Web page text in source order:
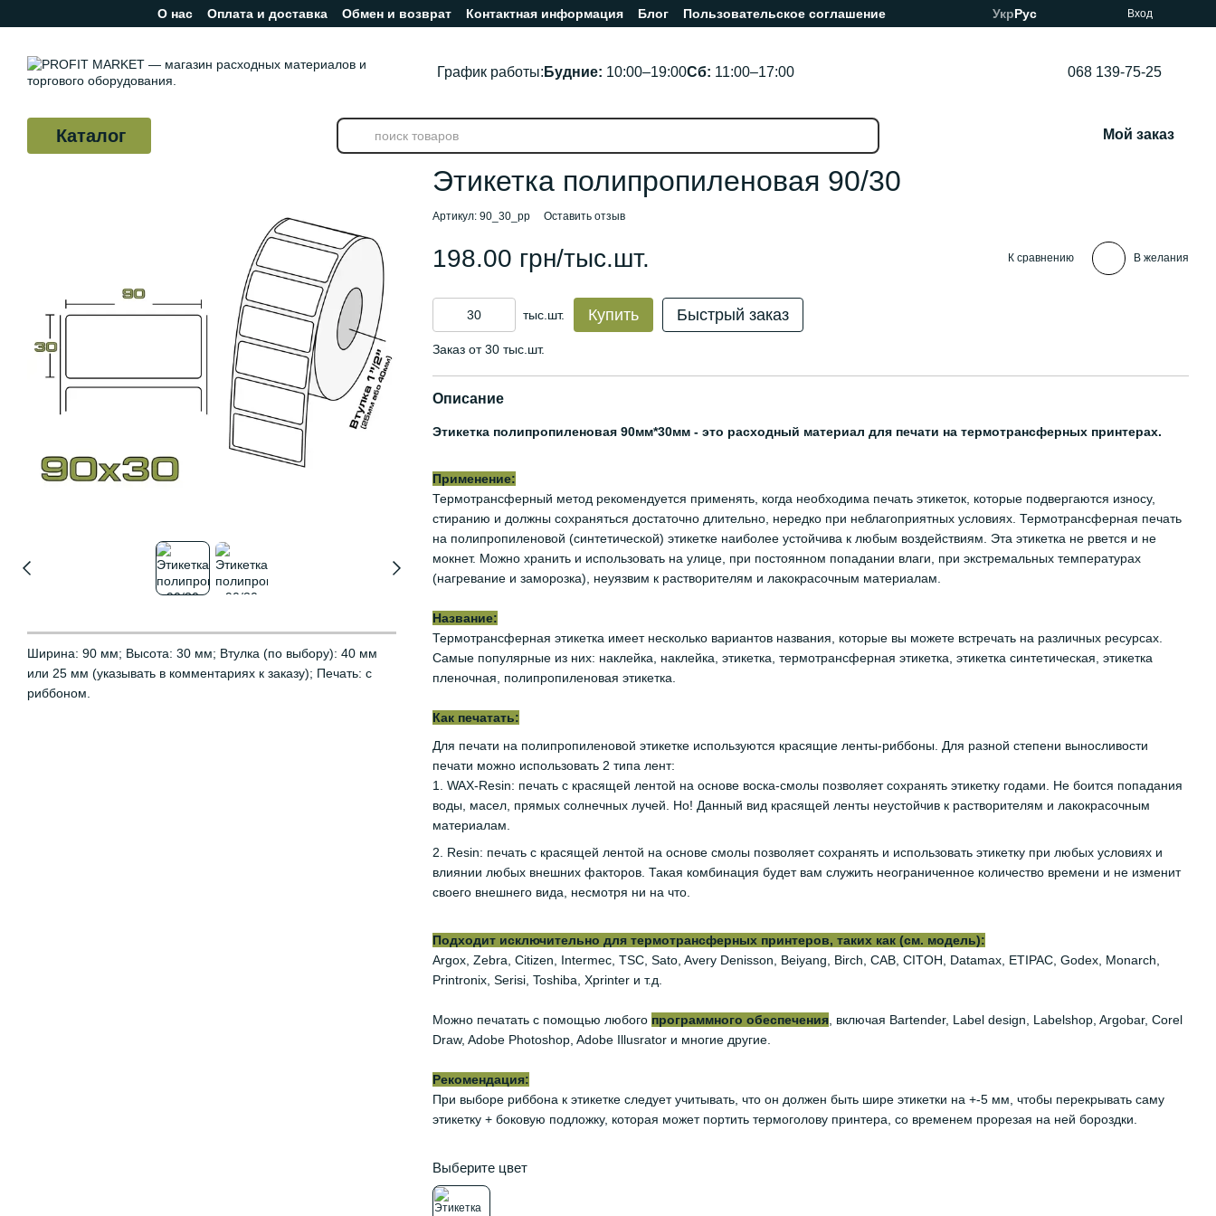
Перейти к основному контенту
О нас Оплата и доставка Обмен и возврат Контактная информация Блог
Пользовательское соглашение
Отзывы о магазине
УкрРус Вход
График работы: Будние: 10:00–19:00Сб: 11:00–17:00 068 139-75-25
Каталог Мой заказ
Ширина: 90 мм; Высота: 30 мм; Втулка (по выбору): 40 мм
или 25 мм (указывать в комментариях к заказу); Печать: с
риббоном.
Этикетка полипропиленовая 90/30
Артикул: 90_30_pp Оставить отзыв
198.00 грн/тыс.шт. К сравнению В желания
тыс.шт. Купить Быстрый заказ
Заказ от 30 тыс.шт.
Описание
Этикетка полипропиленовая 90мм*30мм - это расходный материал для печати на термотрансферных принтерах.
Применение:
Термотрансферный метод рекомендуется применять, когда необходима печать этикеток, которые подвергаются износу,
стиранию и должны сохраняться достаточно длительно, нередко при неблагоприятных условиях. Термотрансферная печать
на полипропиленовой (синтетической) этикетке наиболее устойчива к любым воздействиям. Эта этикетка не рвется и не
мокнет. Можно хранить и использовать на улице, при постоянном попадании влаги, при экстремальных температурах
(нагревание и заморозка), неуязвим к растворителям и лакокрасочным материалам.
Название:
Термотрансферная этикетка имеет несколько вариантов названия, которые вы можете встречать на различных ресурсах.
Самые популярные из них: наклейка, наклейка, этикетка, термотрансферная этикетка, этикетка синтетическая, этикетка
пленочная, полипропиленовая этикетка.
Как печатать:
Для печати на полипропиленовой этикетке используются красящие ленты-риббоны. Для разной степени выносливости
печати можно использовать 2 типа лент:
1. WAX-Resin: печать с красящей лентой на основе воска-смолы позволяет сохранять этикетку годами. Не боится попадания
воды, масел, прямых солнечных лучей. Но! Данный вид красящей ленты неустойчив к растворителям и лакокрасочным
материалам.
2. Resin: печать с красящей лентой на основе смолы позволяет сохранять и использовать этикетку при любых условиях и
влиянии любых внешних факторов. Такая комбинация будет вам служить неограниченное количество времени и не изменит
своего внешнего вида, несмотря ни на что.
Подходит исключительно для термотрансферных принтеров, таких как (см. модель):
Argox, Zebra, Citizen, Intermec, TSC, Sato, Avery Denisson, Beiyang, Birch, CAB, CITOH, Datamax, ETIPAC, Godex, Monarch,
Printronix, Serisi, Toshiba, Xprinter и т.д.
Можно печатать с помощью любого программного обеспечения , включая Bartender, Label design, Labelshop, Argobar, Corel
Draw, Adobe Photoshop, Adobe Illusrator и многие другие.
Рекомендация:
При выборе риббона к этикетке следует учитывать, что он должен быть шире этикетки на +-5 мм, чтобы перекрывать саму
этикетку + боковую подложку, которая может портить термоголову принтера, со временем прорезая на ней бороздки.
Выберите цвет